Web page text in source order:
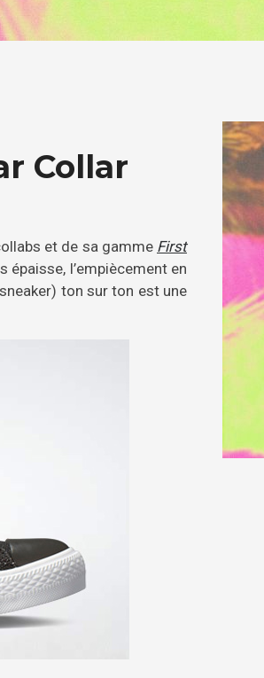
Collar
et de sa gamme First
l’empiècement en
ton sur ton est une